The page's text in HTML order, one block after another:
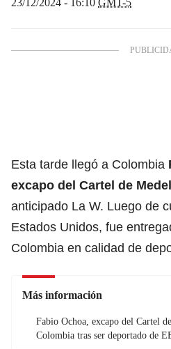
Esta tarde llegó a Colombia
excapo del Cartel de
anticipado La W. Luego de
Estados Unidos, fue
Colombia en calidad de
Más información
Fabio Ochoa, excapo del Cartel
Colombia tras ser deportado de